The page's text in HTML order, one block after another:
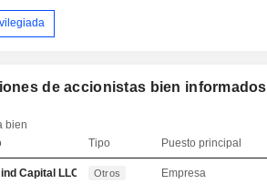
de accionistas bien informados
bien
Tipo Puesto principal
Capital LLC Otros Empresa